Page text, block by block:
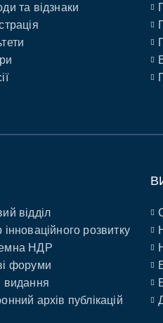
та відзнаки
відділ
інноваційного розвитку
НДР
форуми
видання
архів публікацій